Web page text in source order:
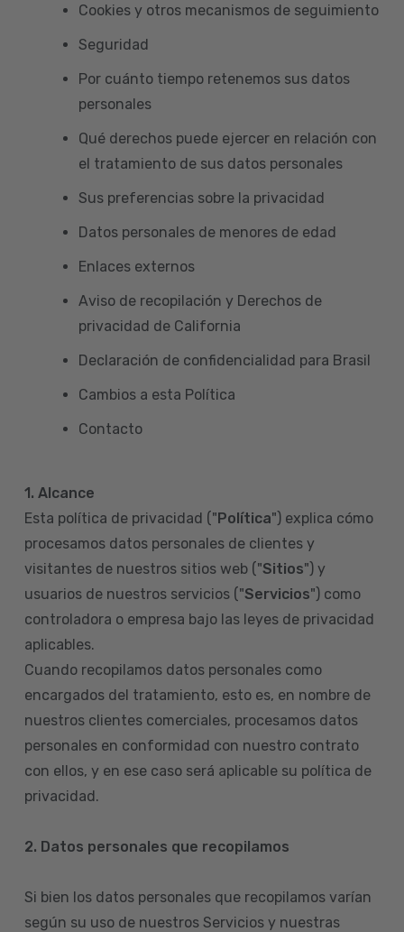
Cookies y otros mecanismos de seguimiento
Seguridad
Por cuánto tiempo retenemos sus datos
personales
Qué derechos puede ejercer en relación con
el tratamiento de sus datos personales
Sus preferencias sobre la privacidad
Datos personales de menores de edad
Enlaces externos
Aviso de recopilación y Derechos de
privacidad de California
Declaración de confidencialidad para Brasil
Cambios a esta Política
Contacto
1. Alcance
Esta política de privacidad ("Política") explica cómo
procesamos datos personales de clientes y
visitantes de nuestros sitios web ("Sitios") y
usuarios de nuestros servicios ("Servicios") como
controladora o empresa bajo las leyes de privacidad
aplicables.
Cuando recopilamos datos personales como
encargados del tratamiento, esto es, en nombre de
nuestros clientes comerciales, procesamos datos
personales en conformidad con nuestro contrato
con ellos, y en ese caso será aplicable su política de
privacidad.
2. Datos personales que recopilamos
Si bien los datos personales que recopilamos varían
según su uso de nuestros Servicios y nuestras